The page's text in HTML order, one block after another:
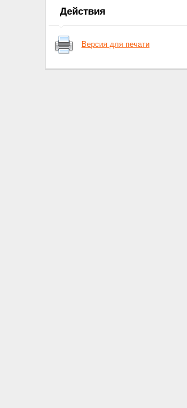
учреждения
Действия
Версия для печати